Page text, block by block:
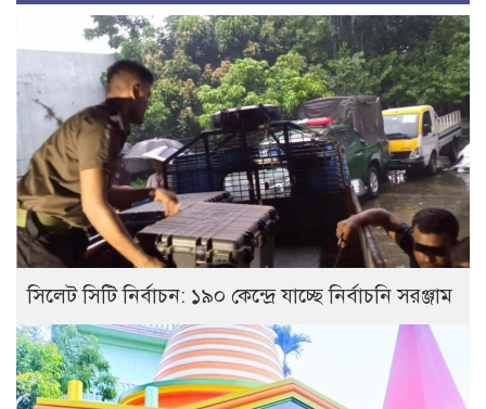
সিলেট সিটি নির্বাচন: ১৯০ কেন্দ্রে যাচ্ছে নির্বাচনি সরঞ্জাম